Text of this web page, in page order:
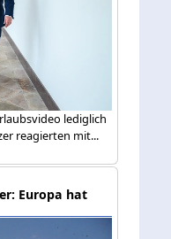
lediglich
reagierten mit...
Europa hat